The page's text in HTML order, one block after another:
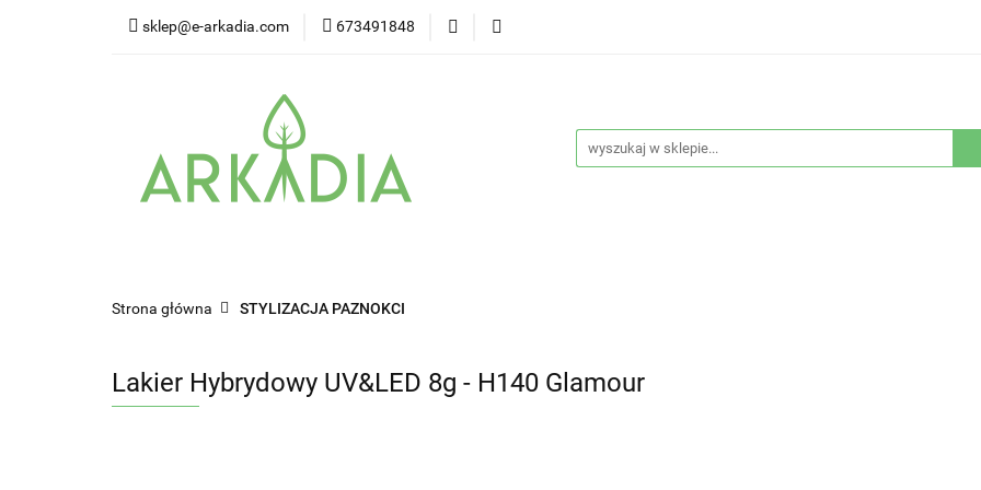
sklep@e-arkadia.com 673491848
Kategorie Producenci
Strona główna STYLIZACJA PAZNOKCI
Lakier Hybrydowy UV&LED 8g - H140 Glamour